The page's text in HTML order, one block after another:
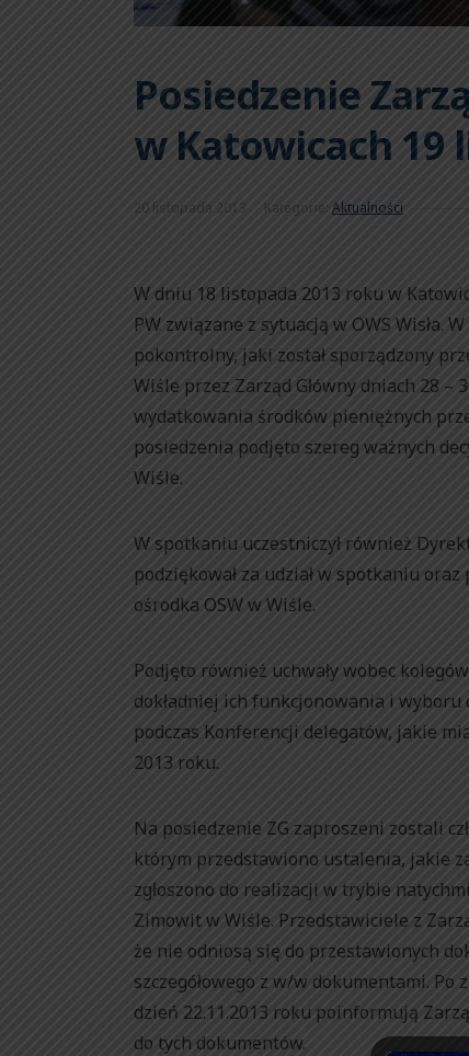
Posiedzenie
w Katowicach 19
20 listopada 2013 Kategorie: Aktualności
W dniu 18 listopada 2013 roku w
PW związane z sytuacją w OWS Wisła.
pokontrolny, jaki został sporządzony
Wiśle przez Zarząd Główny dniach 28
wydatkowania środków pieniężnych
posiedzenia podjęto szereg ważnych
Wiśle.
W spotkaniu uczestniczył również
podziękował za udział w spotkaniu
ośrodka OSW w Wiśle.
Podjęto również uchwały wobec
dokładniej ich funkcjonowania i wyboru
podczas Konferencji delegatów, jakie
2013 roku.
Na posiedzenie ZG zaproszeni zostali
którym przedstawiono ustalenia, jakie
zgłoszono do realizacji w trybie
Zimowit w Wiśle. Przedstawiciele z
że nie odniosą się do przestawionych
szczegółowego z w/w dokumentami.
dzień 22.11.2013 roku poinformują
do tych dokumentów.